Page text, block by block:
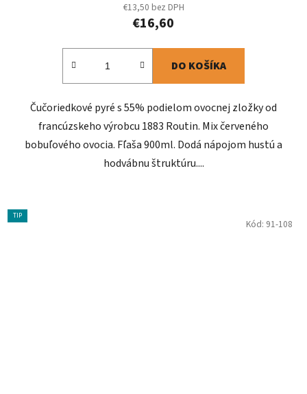
€13,50 bez DPH
€16,60
DO KOŠÍKA
Čučoriedkové pyré s 55% podielom ovocnej zložky od
francúzskeho výrobcu 1883 Routin. Mix červeného
bobuľového ovocia. Fľaša 900ml. Dodá nápojom hustú a
hodvábnu štruktúru....
TIP
Kód: 91-108